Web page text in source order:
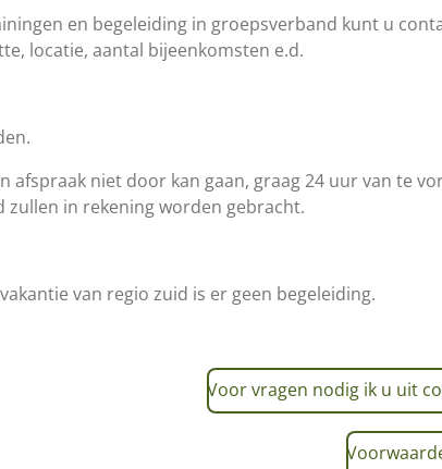
en begeleiding in groepsverband kunt u
locatie, aantal bijeenkomsten e.d.
afspraak niet door kan gaan, graag 24 uur van te
zullen in rekening worden gebracht.
van regio zuid is er geen begeleiding.
Voor vragen nodig ik u uit